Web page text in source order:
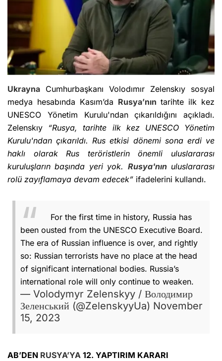
Ukrayna Cumhurbaşkanı Volodımır Zelenskıy sosyal
medya hesabında Kasım’da Rusya’nın tarihte ilk kez
UNESCO Yönetim Kurulu'ndan çıkarıldığını açıkladı.
Zelenskıy “Rusya, tarihte ilk kez UNESCO Yönetim
Kurulu'ndan çıkarıldı. Rus etkisi dönemi sona erdi ve
haklı olarak Rus teröristlerin önemli uluslararası
kuruluşların başında yeri yok. Rusya'nınuluslararası
rolü zayıflamaya devam edecek” ifadelerini kullandı.
For the first time in history, Russia has
been ousted from the UNESCO Executive Board.
The era of Russian influence is over, and rightly
so: Russian terrorists have no place at the head
of significant international bodies. Russia’s
international role will only continue to weaken.
— Volodymyr Zelenskyy / Володимир
Зеленський (@ZelenskyyUa) November
15, 2023
AB’DEN RUSYA’YA 12. YAPTIRIM KARARI